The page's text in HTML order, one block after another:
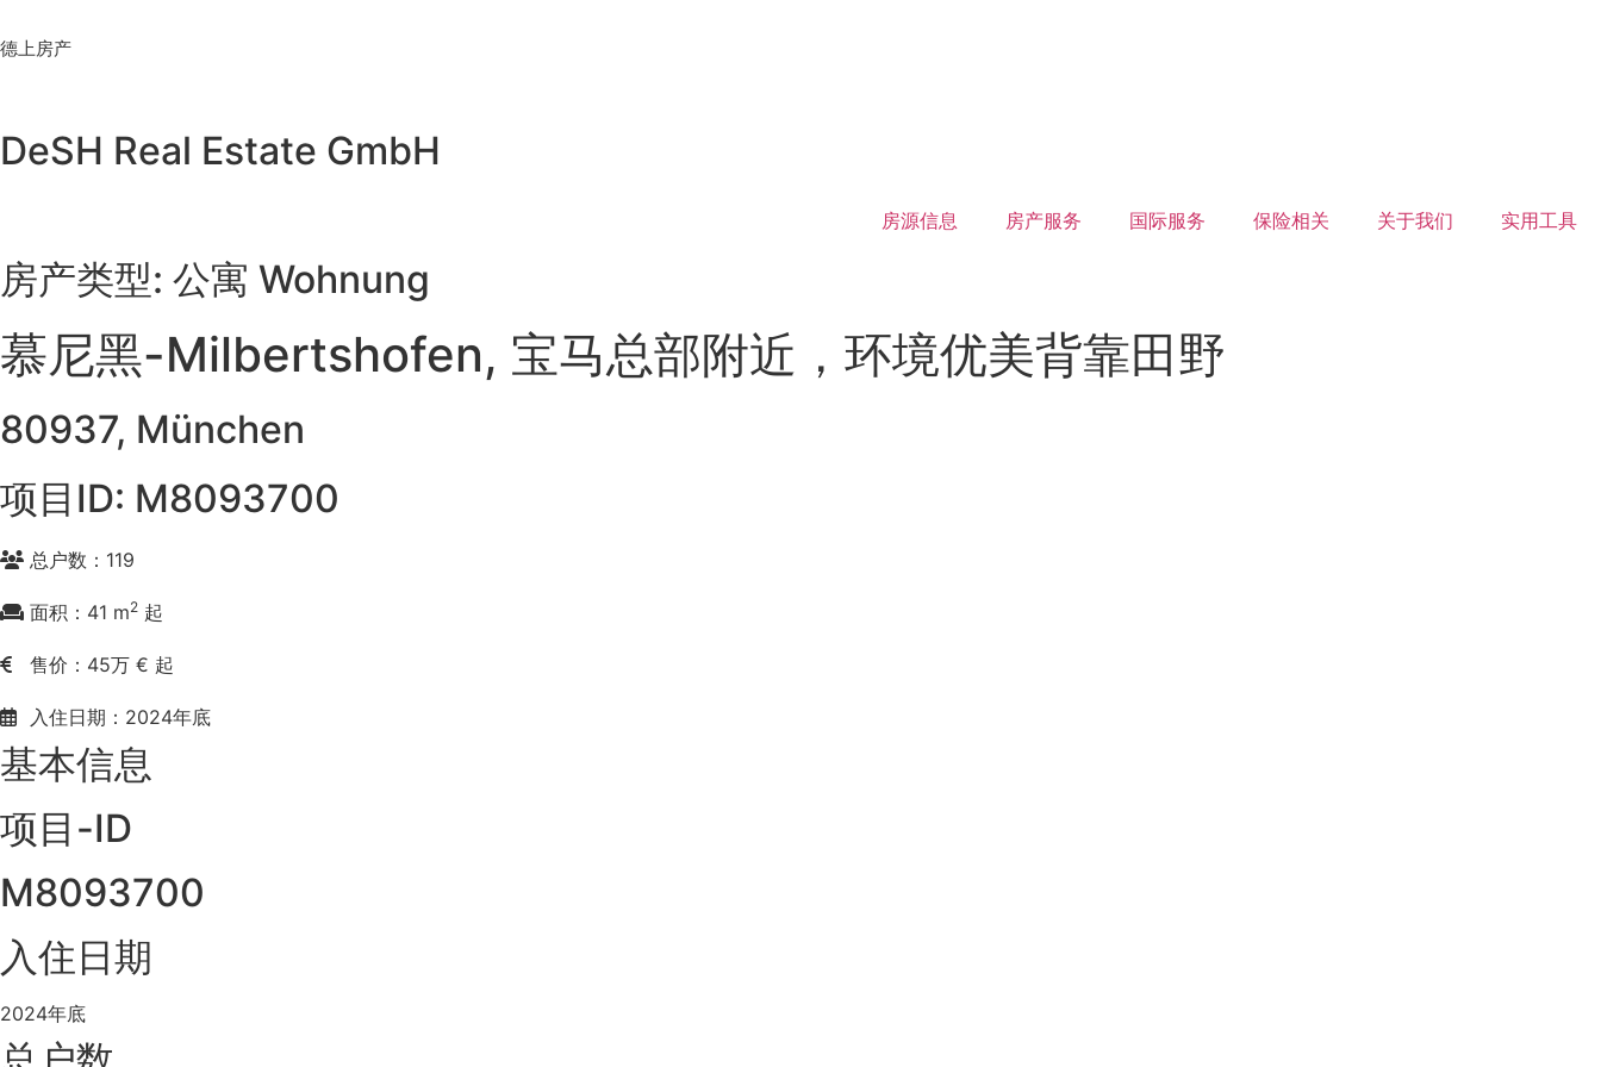
to
德上房产
DeSH Real Estate GmbH
房源信息 房产服务 国际服务 保险相关 关于我们 实用工具
房产类型: 公寓 Wohnung
慕尼黑-Milbertshofen, 宝马总部附近，环境优美背靠田野
80937, München
项目ID: M8093700
总户数：119
面积：41 m2 起
售价：45万 € 起
入住日期：2024年底
基本信息
项目-ID
M8093700
入住日期
2024年底